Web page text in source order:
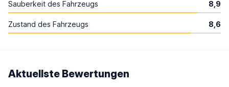
Sauberkeit des Fahrzeugs 8,9
Zustand des Fahrzeugs 8,6
Aktuellste Bewertungen